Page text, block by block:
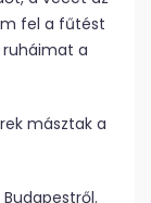
fel a fűtést
ruháimat a
másztak a